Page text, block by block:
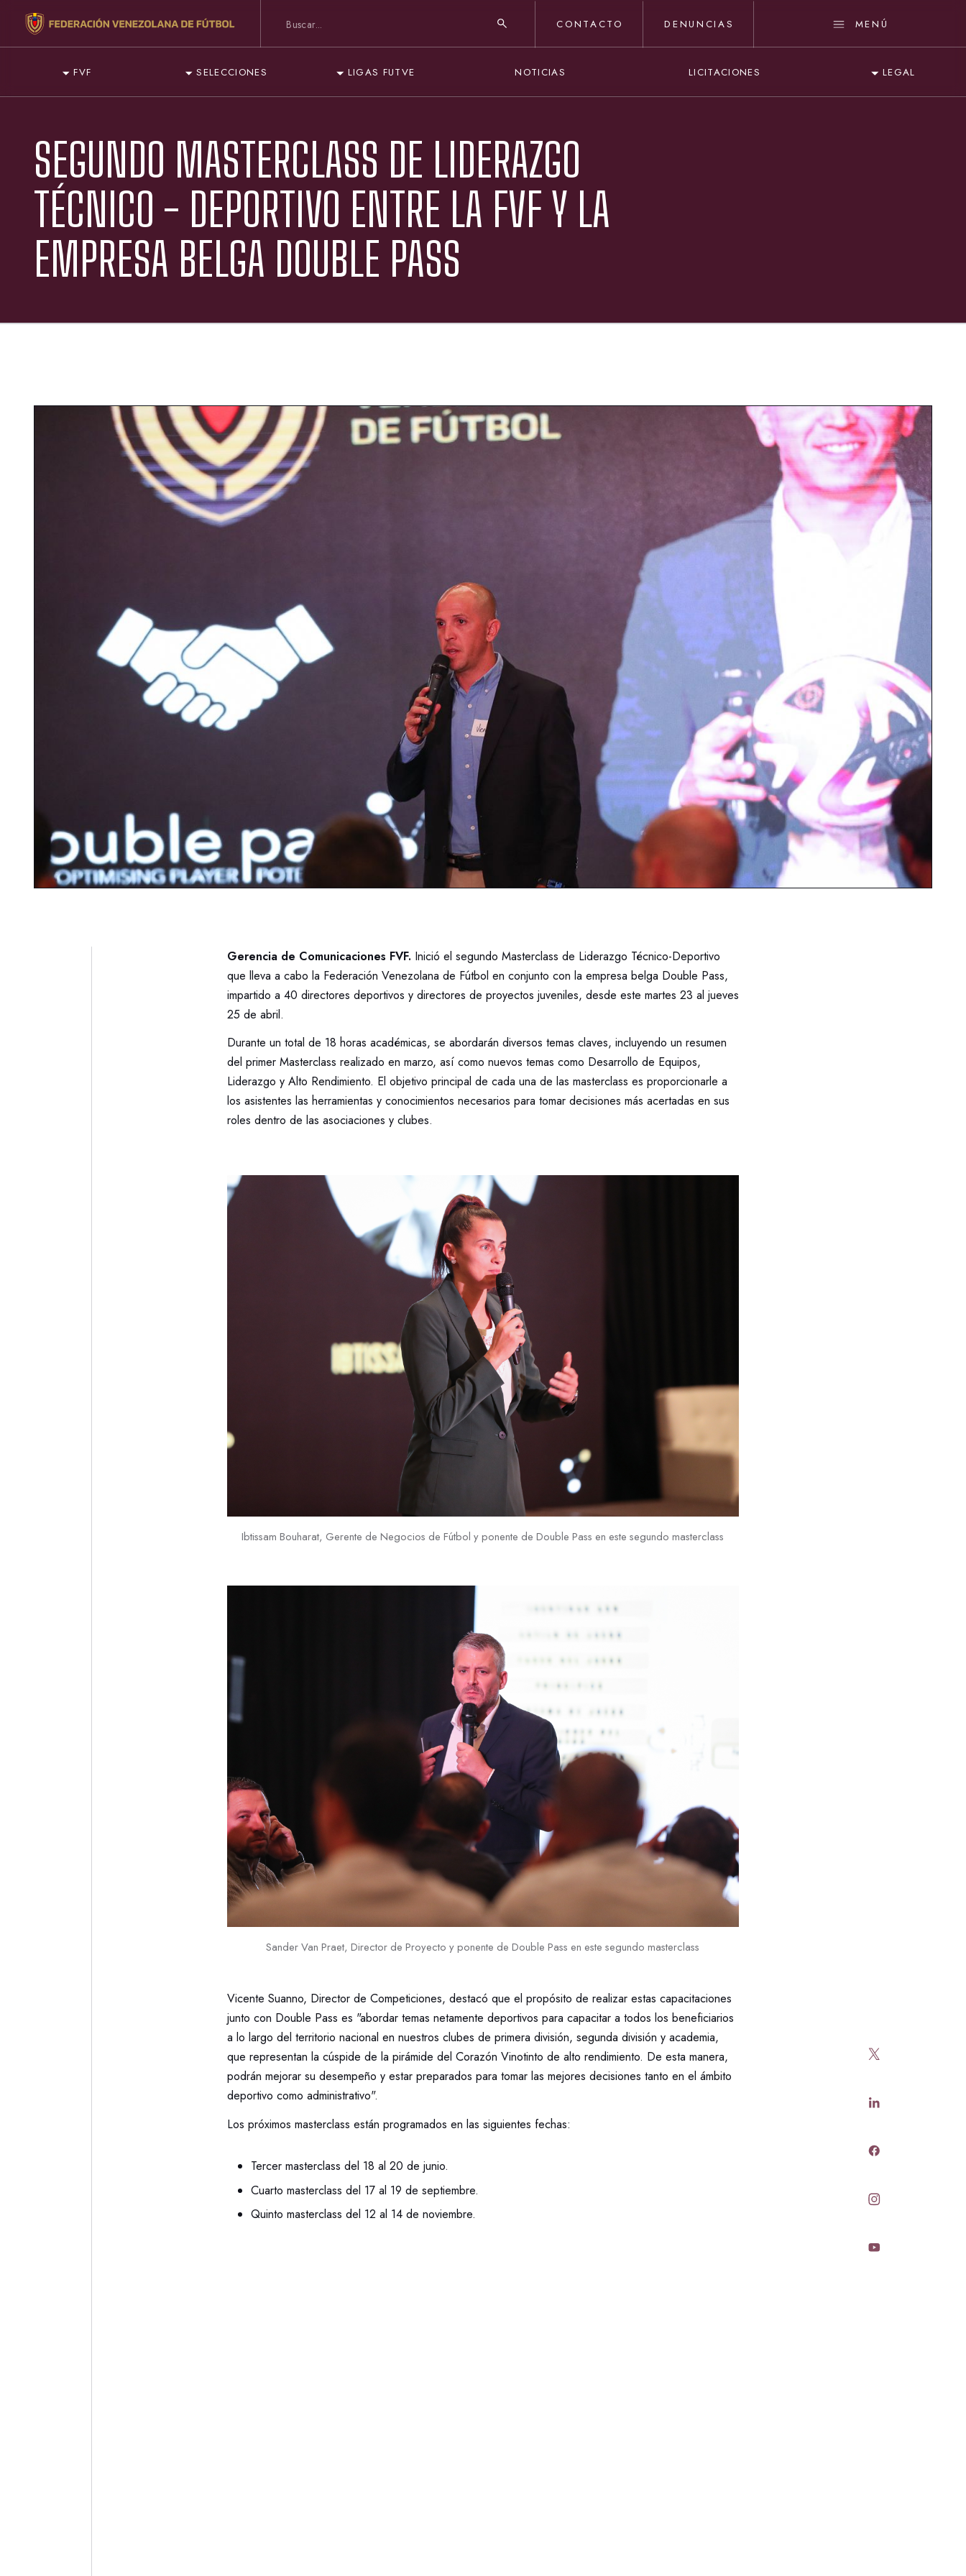
CONTACTO DENUNCIAS MENÚ
FVF SELECCIONES LIGAS FUTVE NOTICIAS LICITACIONES LEGAL
SEGUNDO MASTERCLASS DE LIDERAZGO
TÉCNICO - DEPORTIVO ENTRE LA FVF Y LA
EMPRESA BELGA DOUBLE PASS
Gerencia de Comunicaciones FVF. Inició el segundo Masterclass de Liderazgo Técnico-Deportivo
que lleva a cabo la Federación Venezolana de Fútbol en conjunto con la empresa belga Double Pass,
impartido a 40 directores deportivos y directores de proyectos juveniles, desde este martes 23 al jueves
25 de abril.
Durante un total de 18 horas académicas, se abordarán diversos temas claves, incluyendo un resumen
del primer Masterclass realizado en marzo, así como nuevos temas como Desarrollo de Equipos,
Liderazgo y Alto Rendimiento. El objetivo principal de cada una de las masterclass es proporcionarle a
los asistentes las herramientas y conocimientos necesarios para tomar decisiones más acertadas en sus
roles dentro de las asociaciones y clubes.
Ibtissam Bouharat, Gerente de Negocios de Fútbol y ponente de Double Pass en este segundo masterclass
Sander Van Praet, Director de Proyecto y ponente de Double Pass en este segundo masterclass
Vicente Suanno, Director de Competiciones, destacó que el propósito de realizar estas capacitaciones
junto con Double Pass es "abordar temas netamente deportivos para capacitar a todos los beneficiarios
a lo largo del territorio nacional en nuestros clubes de primera división, segunda división y academia,
que representan la cúspide de la pirámide del Corazón Vinotinto de alto rendimiento. De esta manera,
podrán mejorar su desempeño y estar preparados para tomar las mejores decisiones tanto en el ámbito
deportivo como administrativo".
Los próximos masterclass están programados en las siguientes fechas:
Tercer masterclass del 18 al 20 de junio.
Cuarto masterclass del 17 al 19 de septiembre.
Quinto masterclass del 12 al 14 de noviembre.